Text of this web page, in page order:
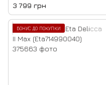
3 799 грн
БОНУС ДО ПОКУПКИ